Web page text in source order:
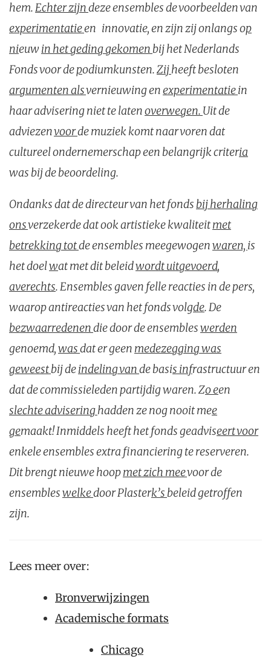
hem.Echter zijndeze ensembles de voorbeelden van
experimentatieen innovatie, en zijn zij onlangs op
nieuw in het geding gekomenbij het Nederlands
Fonds voor depodiumkunsten.Zijheeft besloten
argumenten alsvernieuwing enexperimentatiein
haar advisering niet te latenoverwegen. Uit de
adviezenvoorde muziek komt naar voren dat
cultureel ondernemerschap een belangrijk criteria
was bij de beoordeling.
Ondanks dat de directeur van het fondsbij herhaling
onsverzekerde dat ook artistieke kwaliteitmet
betrekking totde ensembles meegewogenwaren, is
het doelwat met dit beleidwordt uitgevoerd,
averechts. Ensembles gaven felle reacties in de pers,
waarop antireacties van het fonds volgde. De
bezwaarredenendie door de ensembleswerden
genoemd,wasdat er geen medezegging was
geweestbij deindeling vande basis infrastructuur en
dat de commissieleden partijdig waren. Zo een
slechte adviseringhadden ze nog nooit mee
gemaakt! Inmiddels heeft het fonds geadviseert voor
enkele ensembles extra financiering te reserveren.
Dit brengt nieuwe hoopmet zich meevoor de
ensembleswelkedoor Plasterk’sbeleid getroffen
zijn.
Lees meer over:
Bronverwijzingen
Academische formats
Chicago